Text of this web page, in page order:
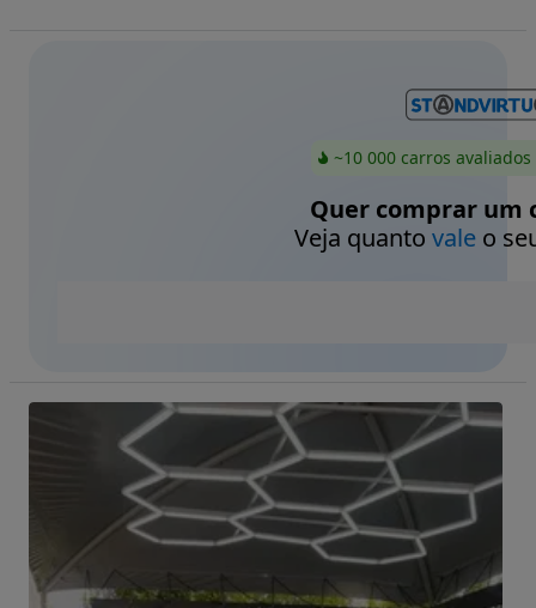
~10 000 carros
Quer comprar um
Veja quanto valeo